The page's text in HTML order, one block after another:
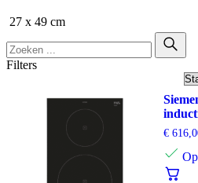
27 x 49 cm
Filters
€